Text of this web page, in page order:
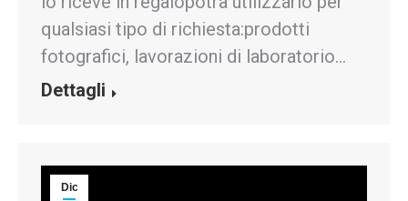
qualsiasi tipo di richiesta:prodotti
fotografici, lavorazioni di laboratorio…
Dettagli
Dic